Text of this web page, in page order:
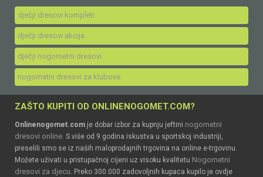
dječji dresovi kompleti
dječji dresovi akcija
dječji nogometni dresovi
nogometni dresovi za klubove
ZAŠTO KUPITI OD ONLINENOGOMET.COM?
Onlinenogomet.com je dobar izbor za kupnju jeftini nogometni
dresovi online. S više od 9 godina iskustva u sportskoj industriji,
preselili smo se iz naših maloprodajnih trgovina na online e-trgovinu.
Možete uživati u pristupačnoj cijeni uz visoku kvalitetu Nogometni
dresovi za djecu. Preko 300.000 zadovoljnih kupaca kupilo je ovdje